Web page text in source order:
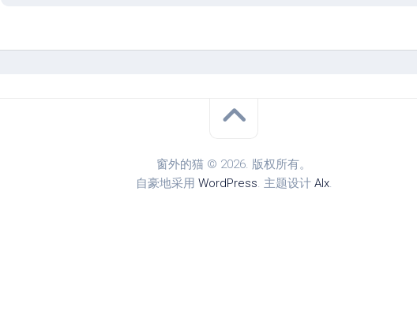
窗外的猫 © 2026. 版权所有。
自豪地采用 WordPress. 主题设计 Alx.